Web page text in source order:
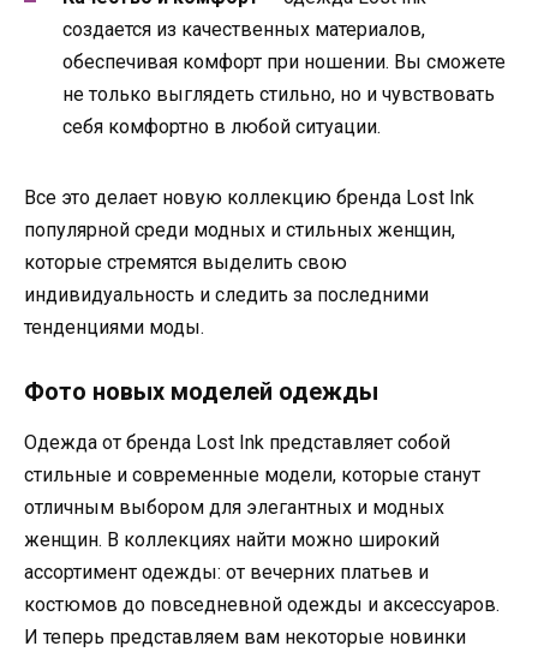
создается из качественных материалов,
обеспечивая комфорт при ношении. Вы сможете
не только выглядеть стильно, но и чувствовать
себя комфортно в любой ситуации.
Все это делает новую коллекцию бренда Lost Ink
популярной среди модных и стильных женщин,
которые стремятся выделить свою
индивидуальность и следить за последними
тенденциями моды.
Фото новых моделей одежды
Одежда от бренда Lost Ink представляет собой
стильные и современные модели, которые станут
отличным выбором для элегантных и модных
женщин. В коллекциях найти можно широкий
ассортимент одежды: от вечерних платьев и
костюмов до повседневной одежды и аксессуаров.
И теперь представляем вам некоторые новинки